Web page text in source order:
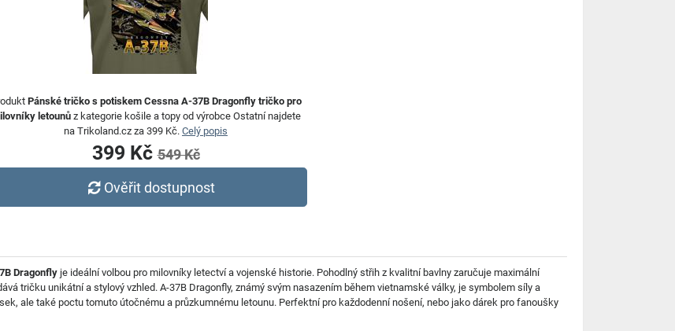
Pánské tričko s potiskem Cessna A-37B Dragonfly tričko pro
letounůz kategorie košile a topy od výrobce Ostatní najdete
na Trikoland.cz za 399 Kč. Celý popis
399 Kč549 Kč
Ověřit dostupnost
Dragonfly je ideální volbou pro milovníky letectví a vojenské historie. Pohodlný střih z kvalitní bavlny zaručuje maximální
tričku unikátní a stylový vzhled. A-37B Dragonfly, známý svým nasazením během vietnamské války, je symbolem síly a
ale také poctu tomuto útočnému a průzkumnému letounu. Perfektní pro každodenní nošení, nebo jako dárek pro fanoušky